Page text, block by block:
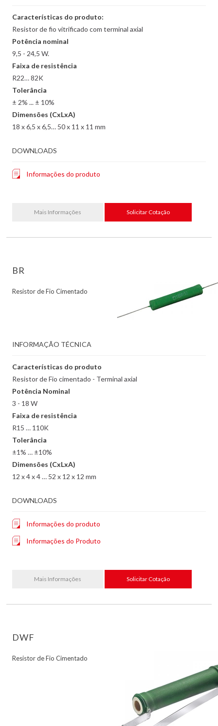
Características do produto:
Resistor de fio vitrificado com terminal axial
Potência nominal
9,5 - 24,5 W.
Faixa de resistência
R22… 82K
Tolerância
± 2% ... ± 10%
Dimensões (CxLxA)
18 x 6,5 x 6,5… 50 x 11 x 11 mm
DOWNLOADS
Informações do produto
Mais Informações Solicitar Cotação
BR
Resistor de Fio Cimentado
INFORMAÇÃO TÉCNICA
Características do produto
Resistor de Fio cimentado - Terminal axial
Potência Nominal
3 - 18 W
Faixa de resistência
R15 … 110K
Tolerância
±1% … ±10%
Dimensões (CxLxA)
12 x 4 x 4 … 52 x 12 x 12 mm
DOWNLOADS
Informações do produto
Informações do Produto
Mais Informações Solicitar Cotação
DWF
Resistor de Fio Cimentado